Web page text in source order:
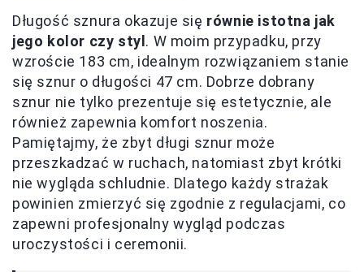
Długość sznura okazuje się równie istotna jak
jego kolor czy styl . W moim przypadku, przy
wzroście 183 cm, idealnym rozwiązaniem stanie
się sznur o długości 47 cm. Dobrze dobrany
sznur nie tylko prezentuje się estetycznie, ale
również zapewnia komfort noszenia.
Pamiętajmy, że zbyt długi sznur może
przeszkadzać w ruchach, natomiast zbyt krótki
nie wygląda schludnie. Dlatego każdy strażak
powinien zmierzyć się zgodnie z regulacjami, co
zapewni profesjonalny wygląd podczas
uroczystości i ceremonii.